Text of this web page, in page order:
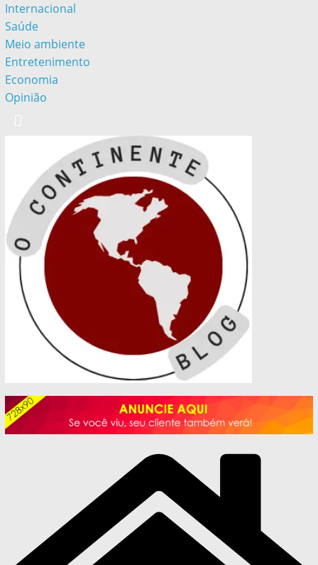
Internacional
Saúde
Meio ambiente
Entretenimento
Economia
Opinião